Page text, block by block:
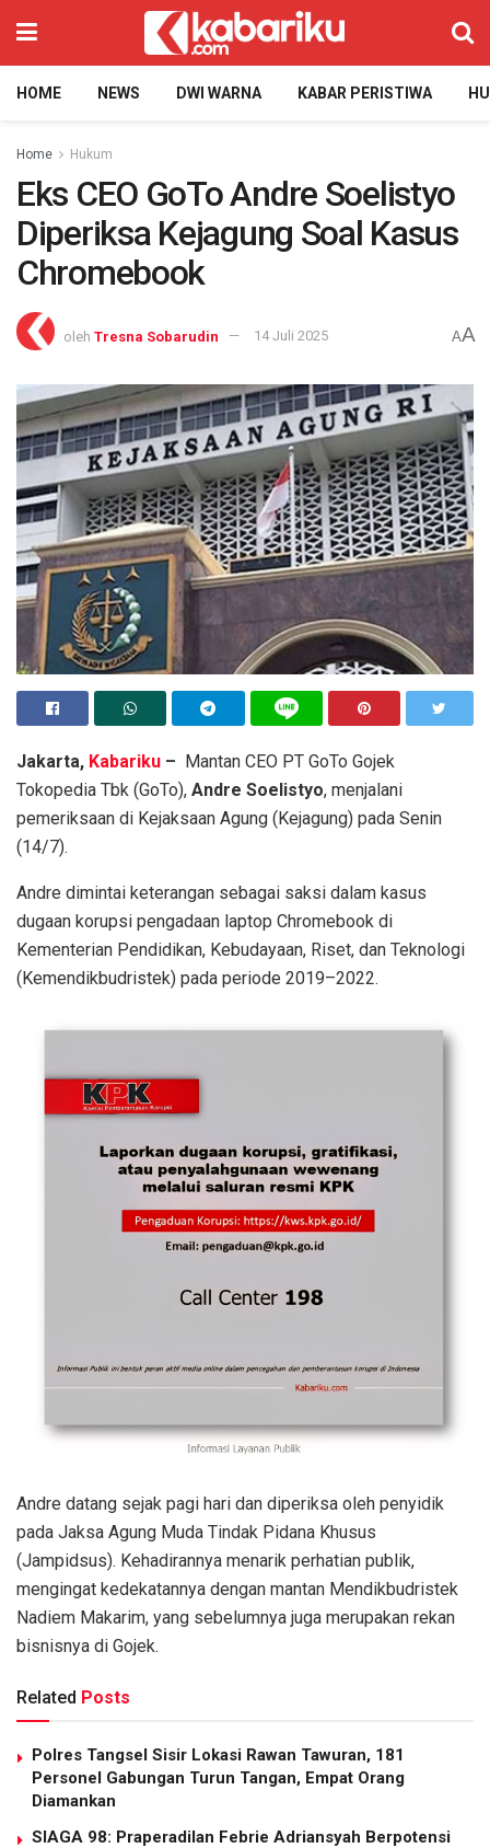
HOME NEWS DWI WARNA KABAR PERISTIWA
Home Hukum
Eks CEO GoTo Andre Soelistyo
Diperiksa Kejagung Soal Kasus
Chromebook
oleh Tresna Sobarudin 14 Juli 2025 AA
Jakarta, Kabariku – Mantan CEO PT GoTo Gojek
Tokopedia Tbk (GoTo), Andre Soelistyo, menjalani
pemeriksaan di Kejaksaan Agung (Kejagung) pada Senin
(14/7).
Andre dimintai keterangan sebagai saksi dalam kasus
dugaan korupsi pengadaan laptop Chromebook di
Kementerian Pendidikan, Kebudayaan, Riset, dan Teknologi
(Kemendikbudristek) pada periode 2019–2022.
Andre datang sejak pagi hari dan diperiksa oleh penyidik
pada Jaksa Agung Muda Tindak Pidana Khusus
(Jampidsus). Kehadirannya menarik perhatian publik,
mengingat kedekatannya dengan mantan Mendikbudristek
Nadiem Makarim, yang sebelumnya juga merupakan rekan
bisnisnya di Gojek.
Related Posts
Polres Tangsel Sisir Lokasi Rawan Tawuran, 181
Personel Gabungan Turun Tangan, Empat Orang
Diamankan
SIAGA 98: Praperadilan Febrie Adriansyah Berpotensi